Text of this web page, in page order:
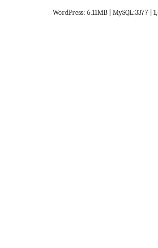
WordPress: 6.11MB | MySQL:3377 |